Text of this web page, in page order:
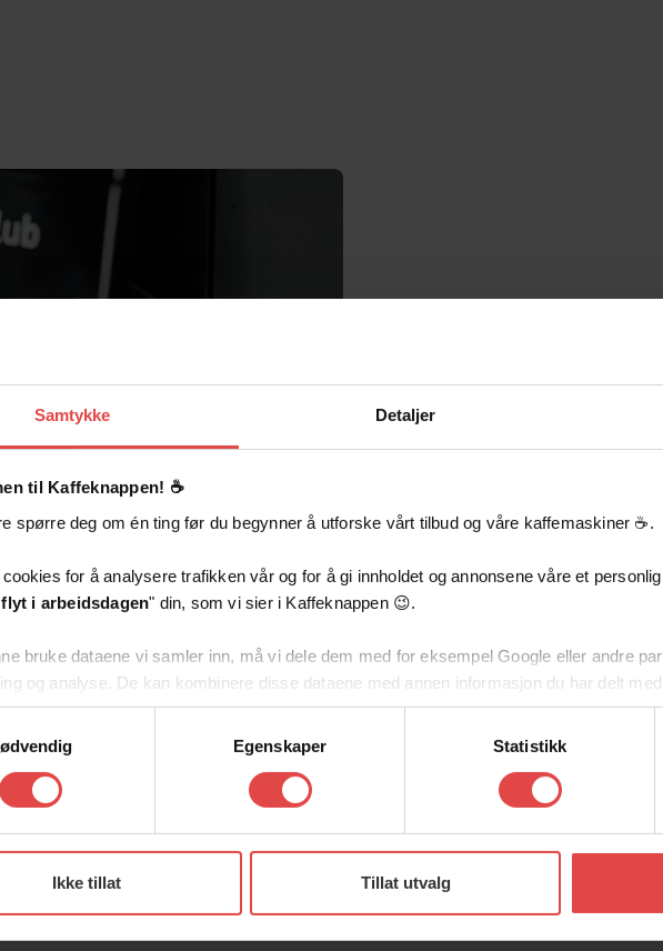
Samtykke Detaljer
til Kaffeknappen! ☕️
spørre deg om én ting før du begynner å utforske vårt tilbud og våre kaffemaskiner ☕️.
for å analysere trafikken vår og for å gi innholdet og annonsene våre et
i arbeidsdagen" din, som vi sier i Kaffeknappen 😉.
bruke dataene vi samler inn, må vi dele dem med for eksempel Google eller andre
og analyse. De kan kombinere disse dataene med annen informasjon du har delt
gjennom din bruk av tjenestene deres.
er ditt!
Egenskaper Statistikk
Ikke tillat Tillat utvalg